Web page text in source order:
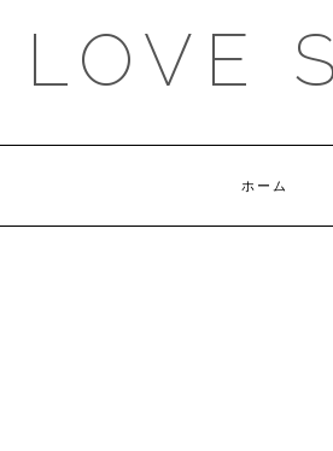
LOVE
ホーム